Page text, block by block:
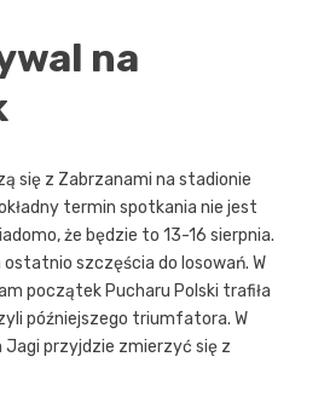
na
się z Zabrzanami na stadionie
termin spotkania nie jest
że będzie to 13-16 sierpnia.
ostatnio szczęścia do losowań. W
początek Pucharu Polski trafiła
późniejszego triumfatora. W
przyjdzie zmierzyć się z